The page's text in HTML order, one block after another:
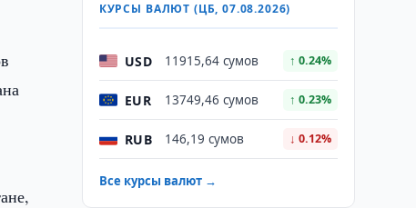
КУРСЫ ВАЛЮТ (ЦБ, 07.08.2026)
USD 11915,64 сумов ↑ 0.24%
EUR 13749,46 сумов ↑ 0.23%
RUB 146,19 сумов ↓ 0.12%
Все курсы валют →